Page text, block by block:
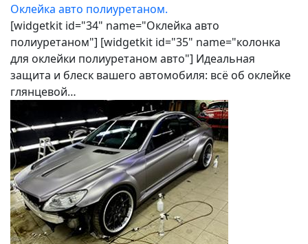
Оклейка авто полиуретаном.
[widgetkit id="34" name="Оклейка авто
полиуретаном"] [widgetkit id="35" name="колонка
для оклейки полиуретаном авто"] Идеальная
защита и блеск вашего автомобиля: всё об оклейке
глянцевой…